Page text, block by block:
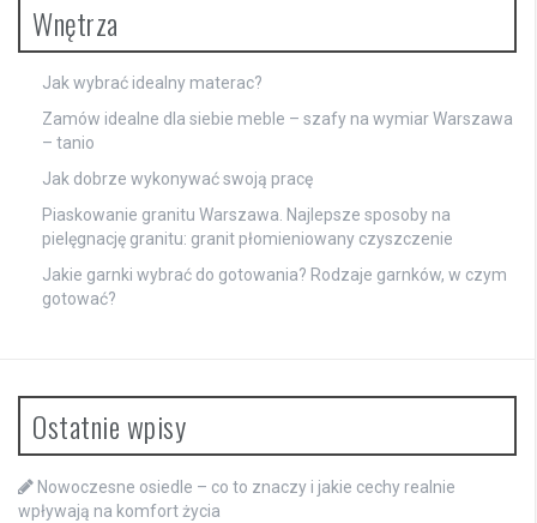
Wnętrza
Jak wybrać idealny materac?
Zamów idealne dla siebie meble – szafy na wymiar Warszawa
– tanio
Jak dobrze wykonywać swoją pracę
Piaskowanie granitu Warszawa. Najlepsze sposoby na
pielęgnację granitu: granit płomieniowany czyszczenie
Jakie garnki wybrać do gotowania? Rodzaje garnków, w czym
gotować?
Ostatnie wpisy
Nowoczesne osiedle – co to znaczy i jakie cechy realnie
wpływają na komfort życia